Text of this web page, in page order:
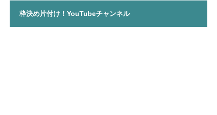
枠決め片付け！YouTubeチャンネル